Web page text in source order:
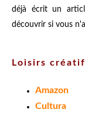
déjà écrit un
découvrir si vous
Loisirs
Amazon
Cultura